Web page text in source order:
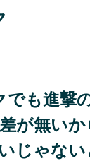
でも進撃
が無い
じゃな